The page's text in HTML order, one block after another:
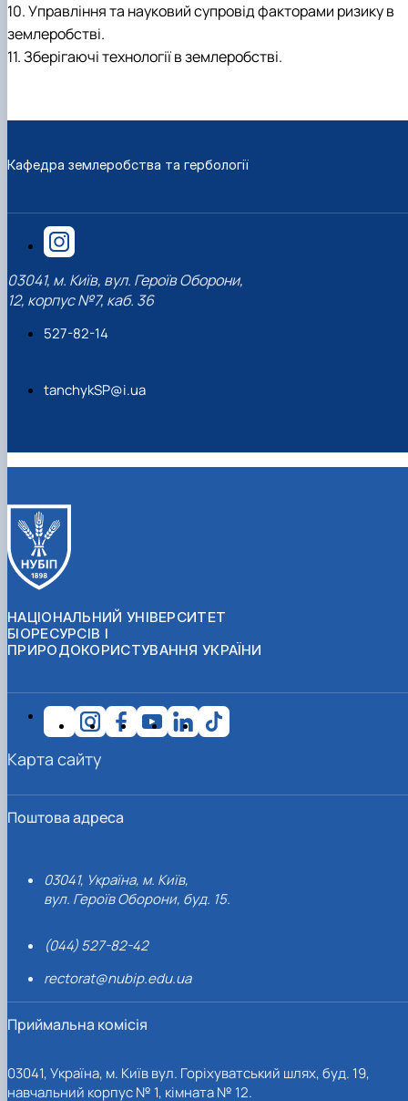
10. Управління та науковий супровід факторами ризику в
землеробстві.
11. Зберігаючі технології в землеробстві.
Кафедра землеробства та гербології
03041, м. Київ, вул. Героїв Оборони,
12, корпус №7, каб. 36
527-82-14
tanchykSP@i.ua
НАЦІОНАЛЬНИЙ УНІВЕРСИТЕТ
БІОРЕСУРСІВ І
ПРИРОДОКОРИСТУВАННЯ УКРАЇНИ
Поштова адреса
03041, Україна, м. Київ,
вул. Героїв Оборони, буд. 15.
(044) 527-82-42
rectorat@nubip.edu.ua
Приймальна комісія
03041, Україна, м. Київ вул. Горіхуватський шлях, буд. 19,
навчальний корпус № 1, кімната № 12.
Карта сайту